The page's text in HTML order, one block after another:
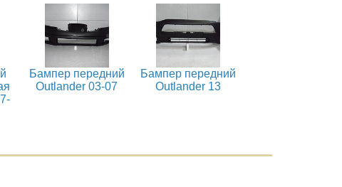
Бампер передний
Outlander 03-07
Бампер передний
Outlander 13